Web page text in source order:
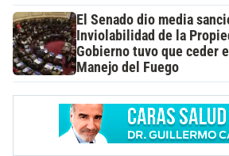
El Senado dio media
Inviolabilidad de la
Gobierno tuvo que ceder
Manejo del Fuego